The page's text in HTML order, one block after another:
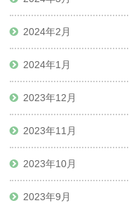
2024年2月
2024年1月
2023年12月
2023年11月
2023年10月
2023年9月